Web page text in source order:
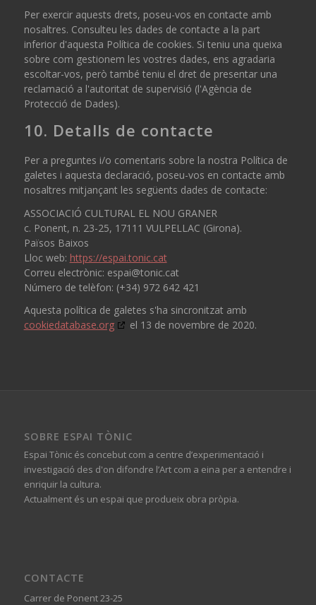
Per exercir aquests drets, poseu-vos en contacte amb
nosaltres. Consulteu les dades de contacte a la part
inferior d'aquesta Política de cookies. Si teniu una queixa
sobre com gestionem les vostres dades, ens agradaria
escoltar-vos, però també teniu el dret de presentar una
reclamació a l'autoritat de supervisió (l'Agència de
Protecció de Dades).
10. Detalls de contacte
Per a preguntes i/o comentaris sobre la nostra Política de
galetes i aquesta declaració, poseu-vos en contacte amb
nosaltres mitjançant les següents dades de contacte:
ASSOCIACIÓ CULTURAL EL NOU GRANER
c. Ponent, n. 23-25, 17111 VULPELLAC (Girona).
Països Baixos
Lloc web: https://espai.tonic.cat
Correu electrònic: espai@tonic.cat
Número de telèfon: (+34) 972 642 421
Aquesta política de galetes s'ha sincronitzat amb
cookiedatabase.org
el 13 de novembre de 2020.
SOBRE ESPAI TÒNIC
Espai Tònic és concebut com a centre d’experimentació i
investigació des d'on difondre l’Art com a eina per a entendre i
enriquir la cultura.
Actualment és un espai que produeix obra pròpia.
CONTACTE
Carrer de Ponent 23-25